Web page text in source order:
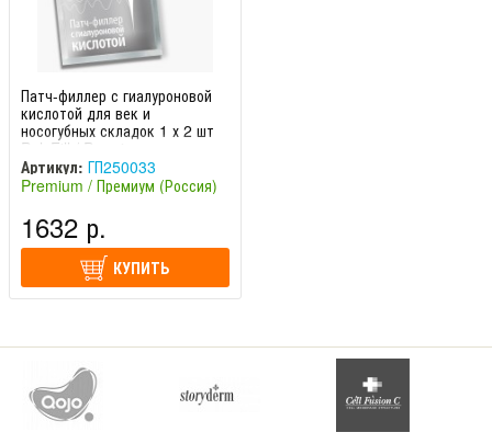
Патч-филлер с гиалуроновой
кислотой для век и
носогубных складок 1 х 2 шт
PolyFill / Premium
Артикул: ГП250033
Premium / Премиум (Россия)
1632 р.
КУПИТЬ